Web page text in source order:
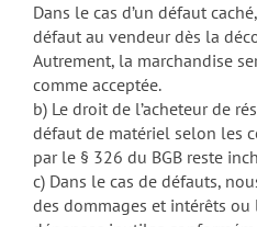
Dans le cas d’un défaut
défaut au vendeur dès la
Autrement, la marchandise
comme acceptée.
b) Le droit de l’acheteur de
défaut de matériel selon les
par le § 326 du BGB reste
c) Dans le cas de défauts,
des dommages et intérêts